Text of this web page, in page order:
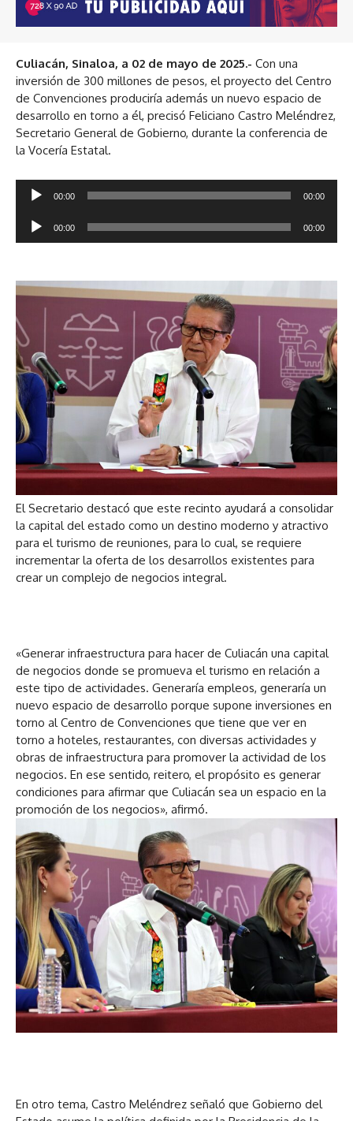
Culiacán, Sinaloa, a 02 de mayo de 2025.- Con una
inversión de 300 millones de pesos, el proyecto del Centro
de Convenciones produciría además un nuevo espacio de
desarrollo en torno a él, precisó Feliciano Castro Meléndrez,
Secretario General de Gobierno, durante la conferencia de
la Vocería Estatal.
u
t
o
r
d
e
a
u
d
i
o
00:00 00:00
o
u
c
t
o
r
d
e
a
u
d
i
o
00:00 00:00
El Secretario destacó que este recinto ayudará a consolidar
la capital del estado como un destino moderno y atractivo
para el turismo de reuniones, para lo cual, se requiere
incrementar la oferta de los desarrollos existentes para
crear un complejo de negocios integral.
«Generar infraestructura para hacer de Culiacán una capital
de negocios donde se promueva el turismo en relación a
este tipo de actividades. Generaría empleos, generaría un
nuevo espacio de desarrollo porque supone inversiones en
torno al Centro de Convenciones que tiene que ver en
torno a hoteles, restaurantes, con diversas actividades y
obras de infraestructura para promover la actividad de los
negocios. En ese sentido, reitero, el propósito es generar
condiciones para afirmar que Culiacán sea un espacio en la
promoción de los negocios», afirmó.
En otro tema, Castro Meléndrez señaló que Gobierno del